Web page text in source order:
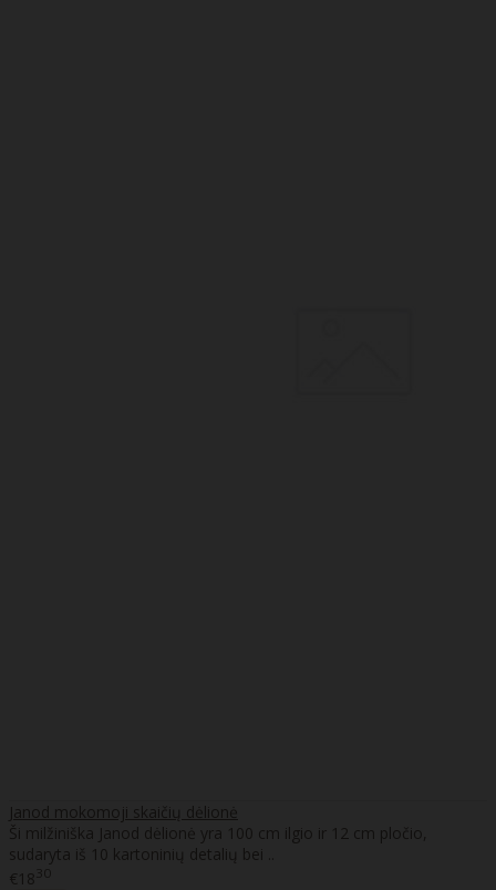
Janod mokomoji skaičių dėlionė
Ši milžiniška Janod dėlionė yra 100 cm ilgio ir 12 cm pločio,
sudaryta iš 10 kartoninių detalių bei ..
€18 30